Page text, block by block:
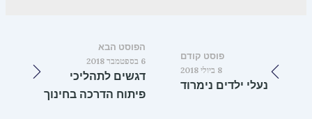
פוסט קודם
8 ביולי 2018
נעלי ילדים נימרוד
הפוסט הבא
6 בספטמבר 2018
דגשים לתהליכי
פיתוח הדרכה בחינוך